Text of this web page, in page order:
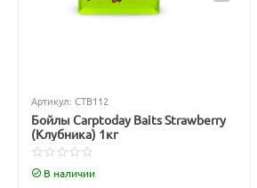
Артикул: CTB112
Бойлы Carptoday Baits Strawberry
(Клубника) 1кг
В наличии